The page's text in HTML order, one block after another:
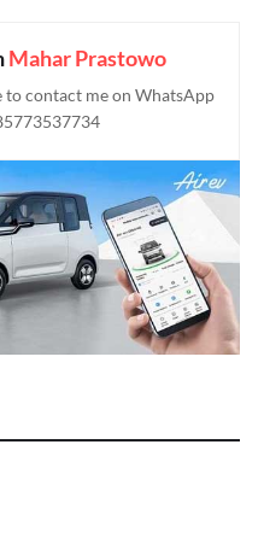
Mahar Prastowo
to contact me on WhatsApp